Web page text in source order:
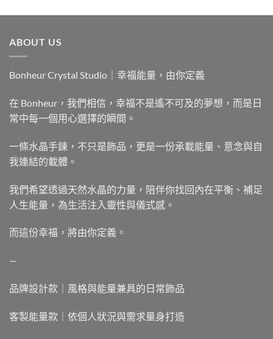
ABOUT US
Bonheur Crystal Studio｜幸福能量，由你定義
在 Bonheur，我們相信，幸福不是遙不可及的夢想，而是日
常中每一個用心選擇的瞬間。
一條水晶手鍊，不只是飾品，更是一份承載能量、意念與自
我連結的載體。
我們希望透過天然水晶的力量，陪伴你找回內在平衡、補足
人生能量，為生活注入靈性與儀式感。
而這份幸福，將由你定義。
—
品牌設計款｜風格與能量兼具的日常飾品
客製能量款｜依個人狀況與需求量身打造